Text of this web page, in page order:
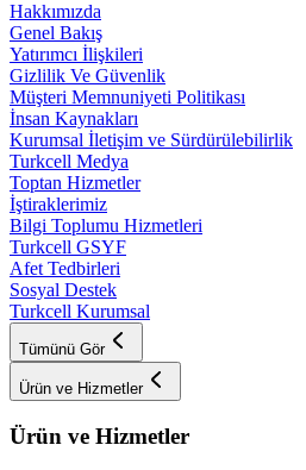
Hakkımızda
Genel Bakış
Yatırımcı İlişkileri
Gizlilik Ve Güvenlik
Müşteri Memnuniyeti Politikası
İnsan Kaynakları
Kurumsal İletişim ve Sürdürülebilirlik
Turkcell Medya
Toptan Hizmetler
İştiraklerimiz
Bilgi Toplumu Hizmetleri
Turkcell GSYF
Afet Tedbirleri
Sosyal Destek
Turkcell Kurumsal
Tümünü Gör
Ürün ve Hizmetler
Ürün ve Hizmetler